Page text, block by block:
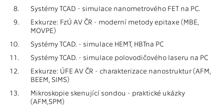
8.
Systémy TCAD - simulace nanometrového FET na PC.
9.
Exkurze: FzÚ AV ČR - moderní metody epitaxe (MBE,
MOVPE)
10.
Systémy TCAD. - simulace HEMT, HBTna PC
11.
Systémy TCAD. - simulace polovodičového laseru na PC
12.
Exkurze: ÚFE AV ČR - charakterizace nanostruktur (AFM,
BEEM, SIMS)
13.
Mikroskopie skenující sondou - praktické ukázky
(AFM,SPM)